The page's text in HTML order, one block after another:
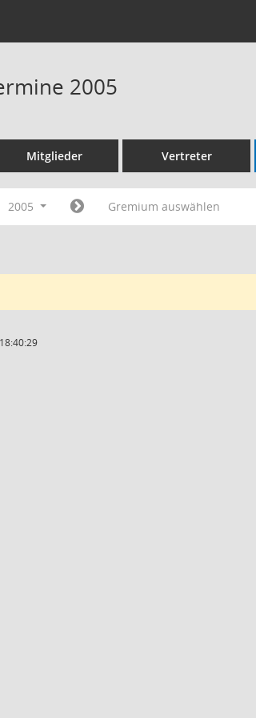
2005
Mitglieder Vertreter
2005 Gremium auswählen